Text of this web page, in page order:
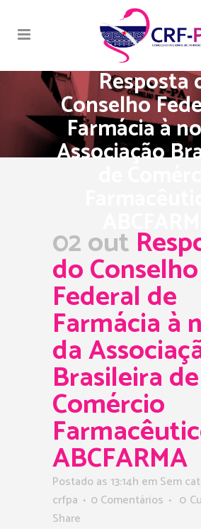
Resposta
Conselho
Farmácia à
Associação
ABCFARMA
02 out
do Conselho
Federal de
Farmácia à
da
Brasileira de
Comércio
ABCFARMA
Postado as 13:14h em Sem
crfpa
0 Comentários 0
Share